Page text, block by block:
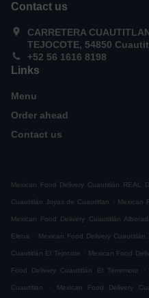
Contact us
CARRETERA
TEJOCOTE, 54850
+52 56 1616 8198
Links
Menu
Order ahead
Contact us
Mexican Food Delivery Cuautitlán REAL
Cuautitlán Joyas de Cuautitlan . Mexican
Mexican Food Delivery Cuautitlán
Elena . Mexican Food Delivery Cuautitlán
Cuautitlán El Tejocote . Mexican Food
Food Delivery Cuautitlán El Terremoto .
Cuautitlan . Mexican Food Delivery